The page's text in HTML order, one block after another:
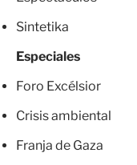
Sintetika
Especiales
Foro Excélsior
Crisis ambiental
Franja de Gaza